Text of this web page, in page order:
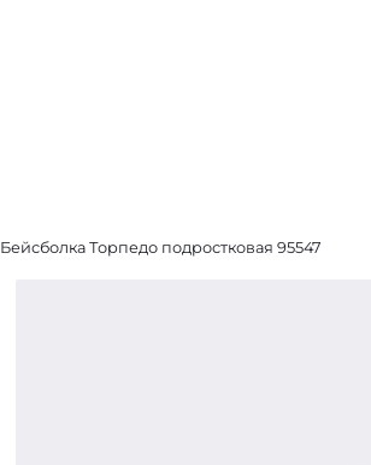
Бейсболка Торпедо подростковая 95547